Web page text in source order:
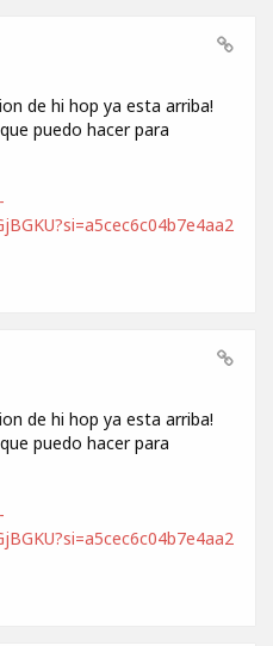
de hi hop ya esta arriba!
puedo hacer para
de hi hop ya esta arriba!
puedo hacer para